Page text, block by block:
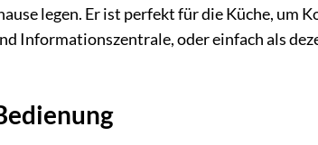
legen. Er ist perfekt für die Küche, um
Informationszentrale, oder einfach als